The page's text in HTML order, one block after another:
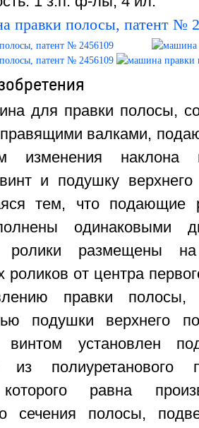
для правки полосы,
правящими валками,
изменения наклона
и подушку
тем, что подающие
одинаковыми
ролики размещены на
роликов от центра
правки
подушки верхнего
установлен
из полиуретанового
равна
сечения полосы,